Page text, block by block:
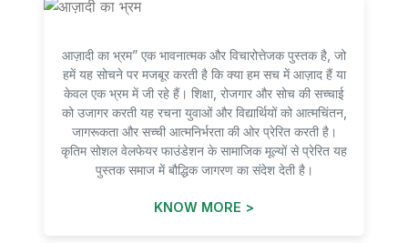
आज़ादी का भ्रम” एक भावनात्मक और विचारोत्तेजक पुस्तक है, जो
हमें यह सोचने पर मजबूर करती है कि क्या हम सच में आज़ाद हैं या
केवल एक भ्रम में जी रहे हैं। शिक्षा, रोजगार और सोच की सच्चाई
को उजागर करती यह रचना युवाओं और विद्यार्थियों को आत्मचिंतन,
जागरूकता और सच्ची आत्मनिर्भरता की ओर प्रेरित करती है।
कृतिम सोशल वेलफेयर फाउंडेशन के सामाजिक मूल्यों से प्रेरित यह
पुस्तक समाज में बौद्धिक जागरण का संदेश देती है।
KNOW MORE >